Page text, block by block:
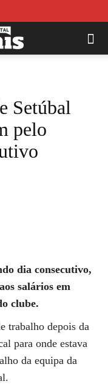
Setúbal
pelo
dia consecutivo,
salários em
clube.
trabalho depois da
para onde estava
da equipa da